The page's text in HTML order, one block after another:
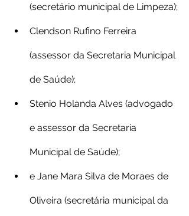
(secretário municipal de Limpeza);
Clendson Rufino Ferreira
(assessor da Secretaria Municipal
de Saúde);
Stenio Holanda Alves (advogado
e assessor da Secretaria
Municipal de Saúde);
e Jane Mara Silva de Moraes de
Oliveira (secretária municipal da